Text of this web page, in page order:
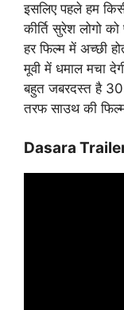
इसलिए पहले हम
कीर्ति सुरेश लोगो
हर फिल्म में अच्छी
मूवी में धमाल मचा
बहुत जबरदस्त है 30
तरफ साउथ की
Dasara